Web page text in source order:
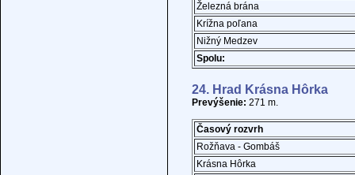
Železná brána
Krížna poľana
Nižný Medzev
Spolu:
24. Hrad Krásna Hôrka
Prevýšenie: 271 m.
Časový rozvrh
Rožňava - Gombáš
Krásna Hôrka